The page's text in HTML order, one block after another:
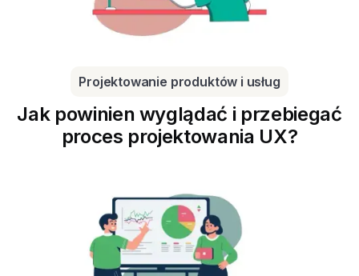
Projektowanie produktów i usług
Jak powinien wyglądać i przebiegać
proces projektowania UX?